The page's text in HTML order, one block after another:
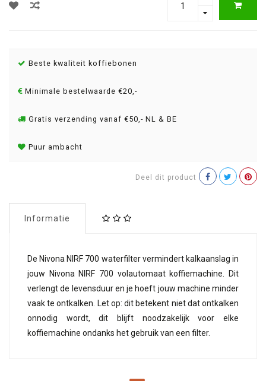
Beste kwaliteit koffiebonen
Minimale bestelwaarde €20,-
Gratis verzending vanaf €50,- NL & BE
Puur ambacht
Deel dit product
Informatie
De Nivona NIRF 700 waterfilter vermindert kalkaanslag in
jouw Nivona NIRF 700 volautomaat koffiemachine. Dit
verlengt de levensduur en je hoeft jouw machine minder
vaak te ontkalken. Let op: dit betekent niet dat ontkalken
onnodig wordt, dit blijft noodzakelijk voor elke
koffiemachine ondanks het gebruik van een filter.